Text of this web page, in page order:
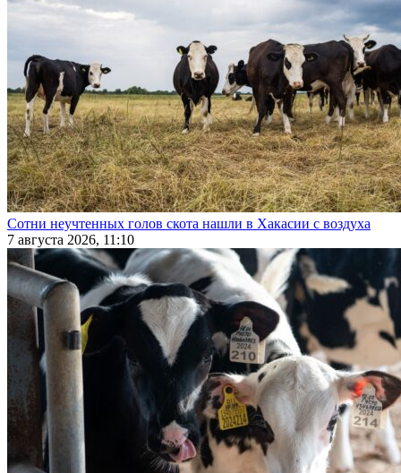
Сотни неучтенных голов скота нашли в Хакасии с воздуха
7 августа 2026, 11:10